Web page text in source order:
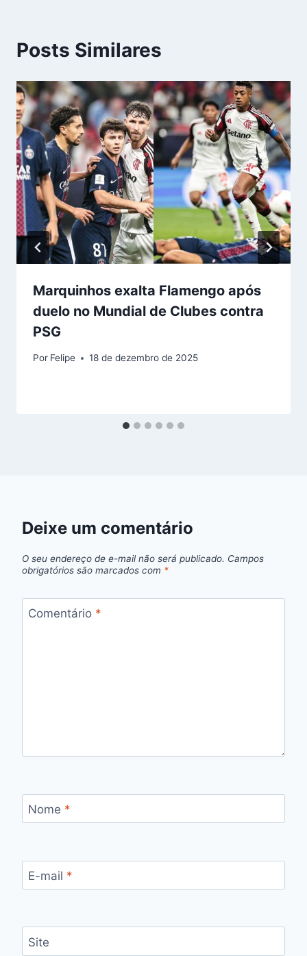
Posts Similares
Marquinhos exalta Flamengo após
duelo no Mundial de Clubes contra
PSG
Por Felipe 18 de dezembro de 2025
Deixe um comentário
O seu endereço de e-mail não será publicado. Campos
obrigatórios são marcados com *
Comentário *
Nome *
E-mail *
Site